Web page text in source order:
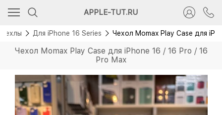
APPLE-TUT.RU
Чехлы Для iPhone 16 Series Чехол Momax Play Case для
Чехол Momax Play Case для iPhone 16 / 16 Pro / 16
Pro Max